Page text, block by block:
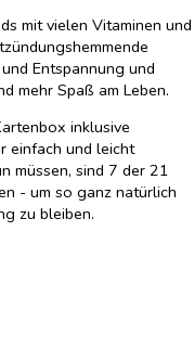
mit vielen Vitaminen und
Entspannung und
mehr Spaß am Leben.
inklusive
einfach und leicht
müssen, sind 7 der 21
- um so ganz natürlich
zu bleiben.